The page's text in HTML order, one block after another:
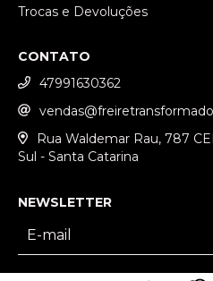
Trocas e Devoluções
CONTATO
47991630362
Rua Waldemar Rau, 787
Sul - Santa Catarina
NEWSLETTER